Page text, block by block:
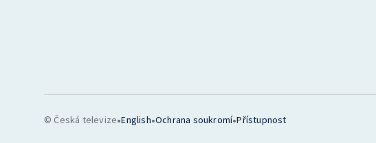
© Česká televize•English•Ochrana soukromí•Přístupnost